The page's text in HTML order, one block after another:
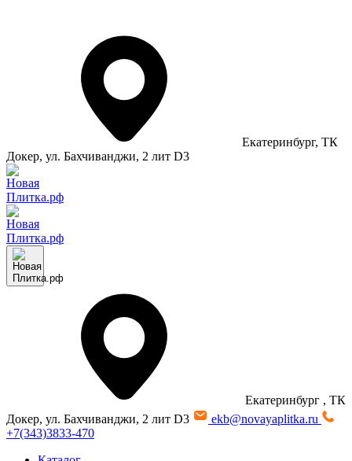
Екатеринбург, ТК
Докер, ул. Бахчиванджи, 2 лит D3
Екатеринбург , ТК
Докер, ул. Бахчиванджи, 2 лит D3
ekb@novayaplitka.ru
+7(343)3833-470